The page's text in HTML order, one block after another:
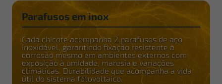
Parafusos em inox
Cada chicote acompanha 2 parafusos de aço
inoxidável, garantindo fixação resistente à
corrosão mesmo em ambientes externos com
exposição à umidade, maresia e variações
climáticas. Durabilidade que acompanha a vida
útil do sistema fotovoltaico.